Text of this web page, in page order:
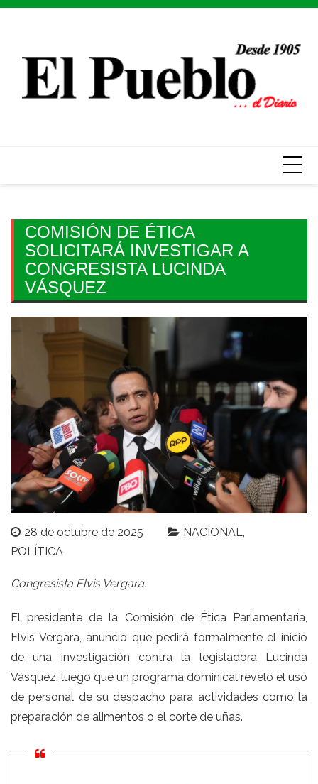
Skip
COMISIÓN DE ÉTICA
SOLICITARÁ INVESTIGAR A
CONGRESISTA LUCINDA
VÁSQUEZ
28 de octubre de 2025
NACIONAL
POLÍTICA
Congresista Elvis Vergara.
El presidente de la Comisión de Ética Parlamentaria,
Elvis Vergara, anunció que pedirá formalmente el inicio
de una investigación contra la legisladora Lucinda
Vásquez, luego que un programa dominical reveló el uso
de personal de su despacho para actividades como la
preparación de alimentos o el corte de uñas.